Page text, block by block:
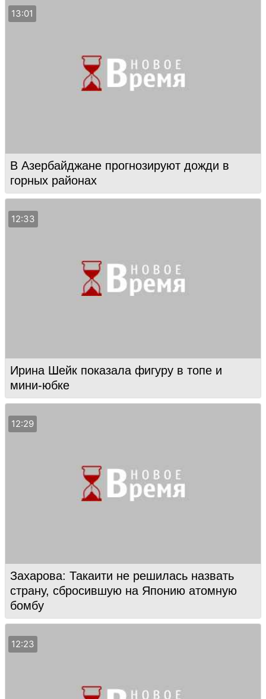
13:01
В Азербайджане прогнозируют дожди в
горных районах
12:33
Ирина Шейк показала фигуру в топе и
мини-юбке
12:29
Захарова: Такаити не решилась назвать
страну, сбросившую на Японию атомную
бомбу
12:23